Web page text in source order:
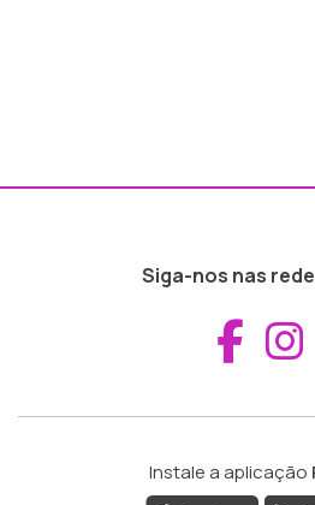
Siga-nos nas
Instale a aplicação